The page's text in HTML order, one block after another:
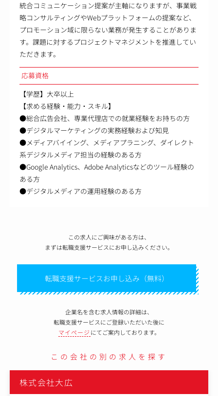
統合コミュニケーション提案が主軸になりますが、事業戦
略コンサルティングやWebプラットフォームの提案など、
プロモーション域に限らない業務が発生することがありま
す。課題に対するプロジェクトマネジメントを推進してい
ただきます。
応募資格
【学歴】大卒以上
【求める経験・能力・スキル】
●総合広告会社、専業代理店での就業経験をお持ちの方
●デジタルマーケティングの実務経験および知見
●メディアバイイング、メディアプラニング、ダイレクト
系デジタルメディア担当の経験のある方
●Google Analytics、Adobe Analyticsなどのツール経験の
ある方
●デジタルメディアの運用経験のある方
この求人にご興味がある方は、
まずは転職支援サービスにお申し込みください。
転職支援サービスお申し込み（無料）
企業名を含む求人情報の詳細は、
転職支援サービスにご登録いただいた後に
マイページ にてご案内しております。
この会社の別の求人を探す
株式会社大広